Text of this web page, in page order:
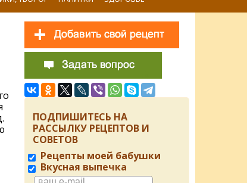
ПОДПИШИТЕСЬ НА
РАССЫЛКУ РЕЦЕПТОВ И
СОВЕТОВ
Рецепты моей бабушки
Вкусная выпечка